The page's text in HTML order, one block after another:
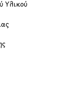
Υλικού